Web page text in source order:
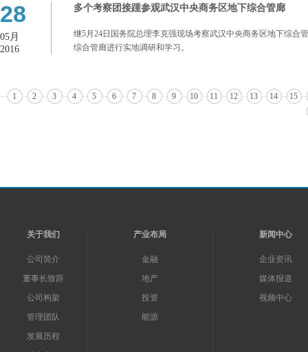
28
05月
2016
多个考察团接踵参观武汉中央商务区地下综合管廊
继5月24日国务院总理李克强现场考察武汉中央商务区地下综
综合管廊进行实地调研和学习。
1 2 3 4 5 6 7 8 9 10 11 12 13 14 15
关于我们
公司简介
董事长致辞
公司构架
管理团队
发展历程
产业布局
金融
地产
投资
能源
新闻中心
企业资讯
媒体报道
视频中心